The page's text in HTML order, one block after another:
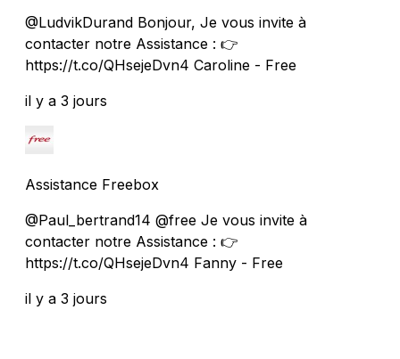
@LudvikDurand Bonjour, Je vous invite à
contacter notre Assistance : 👉
https://t.co/QHsejeDvn4 Caroline - Free
il y a 3 jours
Assistance Freebox
@Paul_bertrand14 @free Je vous invite à
contacter notre Assistance : 👉
https://t.co/QHsejeDvn4 Fanny - Free
il y a 3 jours